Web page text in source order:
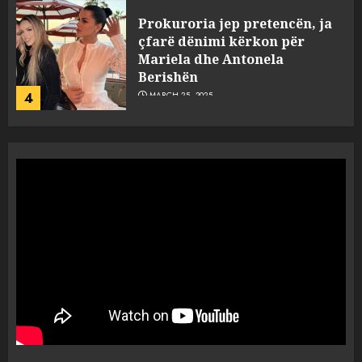
4
Prokuroria jep pretencën, ja
çfarë dënimi kërkon për
Mariela dhe Antonela
Berishën
MARCH 25, 2025
1
“bosen” Joana Nano për
abuzim me fondet publike dhe
pasuri të pajustifikuar